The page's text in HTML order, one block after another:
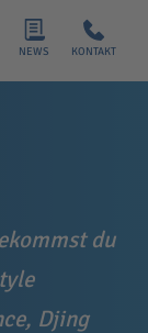
NEWS KONTAKT
du
Djing